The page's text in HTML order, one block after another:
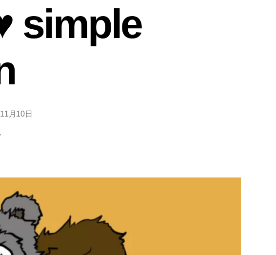
simple
月10日